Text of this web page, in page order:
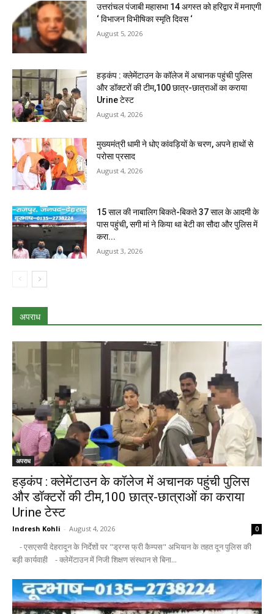
उत्तरांचल पंजाबी महासभा 14 अगस्त को हरिद्वार में मनाएगी
‘ विभाजन विभीषिका स्मृति दिवस ‘
August 5, 2026
हड़कंप : क्लेमेंटाउन के कॉलेज में अचानक पहुंची पुलिस
और डॉक्टरों की टीम,100 छात्र-छात्राओं का कराया
Urine टेस्ट
August 4, 2026
मुख्यमंत्री धामी ने धोए कांवड़ियों के चरण, अपने हाथों से
परोसा प्रसाद
August 4, 2026
15 साल की नाबालिग बिकते-बिकते 37 साल के आदमी के
पास पहुंची, सगी मां ने किया था बेटी का सौदा और पुलिस में
करा...
August 3, 2026
अपराध
अपराध
हड़कंप : क्लेमेंटाउन के कॉलेज में अचानक पहुंची पुलिस
और डॉक्टरों की टीम,100 छात्र-छात्राओं का कराया
Urine टेस्ट
Indresh Kohli - August 4, 2026 0
- एसएसपी देहरादून के निर्देशों पर "ड्रग्स फ्री कैम्पस" अभियान के तहत दून पुलिस की
बड़ी कार्यवाही - क्लेमेंटाउन में निजी शिक्षण संस्थान से बिना...